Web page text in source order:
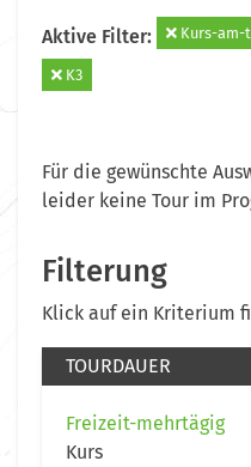
Aktive Filter: Kurs-am-
K3
Für die gewünschte
leider keine Tour im
Filterung
Klick auf ein Kriterium
TOURDAUER
Freizeit-mehrtägig
Kurs